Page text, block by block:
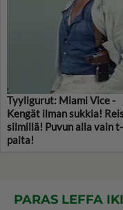
Tyyligurut: Miami Vice -
Kengät ilman sukkia!
silmillä! Puvun alla vain t-
paita!
PARAS LEFFA